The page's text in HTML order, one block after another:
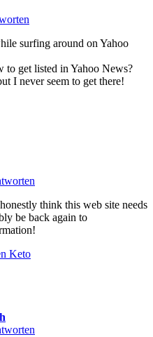
surfing around on Yahoo
to get listed in Yahoo News?
I never seem to get there!
think this web site needs
be back again to
Keto